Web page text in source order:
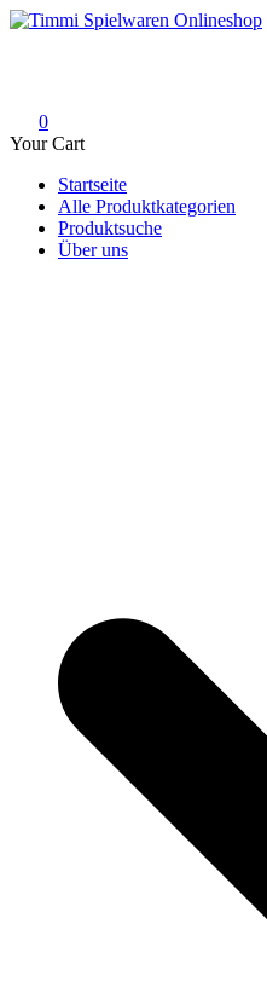
Skip
0
Your Cart
Startseite
Alle Produktkategorien
Produktsuche
Über uns